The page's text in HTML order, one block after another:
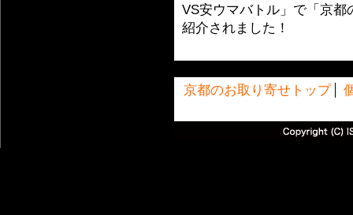
VS安ウマバトル」で「京
紹介されました！
京都のお取り寄せトップ